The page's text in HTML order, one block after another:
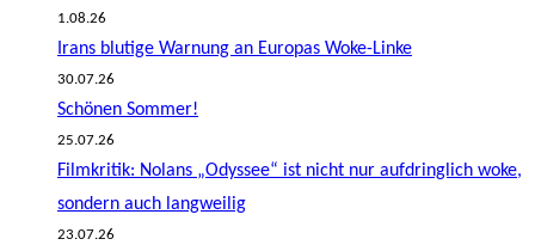
1.08.26
Irans blutige Warnung an Europas Woke-Linke
30.07.26
Schönen Sommer!
25.07.26
Filmkritik: Nolans „Odyssee“ ist nicht nur aufdringlich woke,
sondern auch langweilig
23.07.26